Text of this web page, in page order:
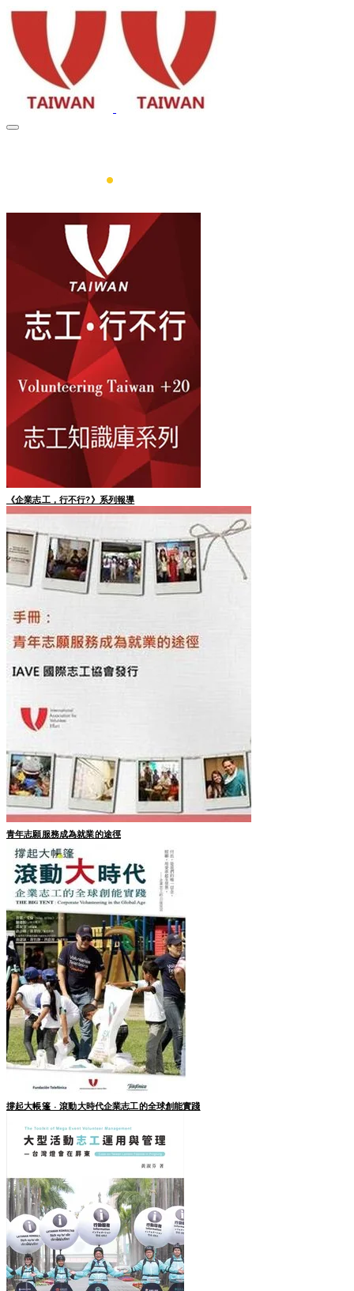
.
《企業志工，行不行?》​​系列報導
青年志願服務成為​就業的途徑
撐起大帳篷 - 滾動大時代​​企業志工的全球創能實踐